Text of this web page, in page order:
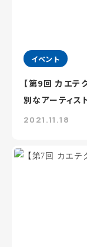
イベント
【第9回 カエテ
別なアーティス
2021.11.18